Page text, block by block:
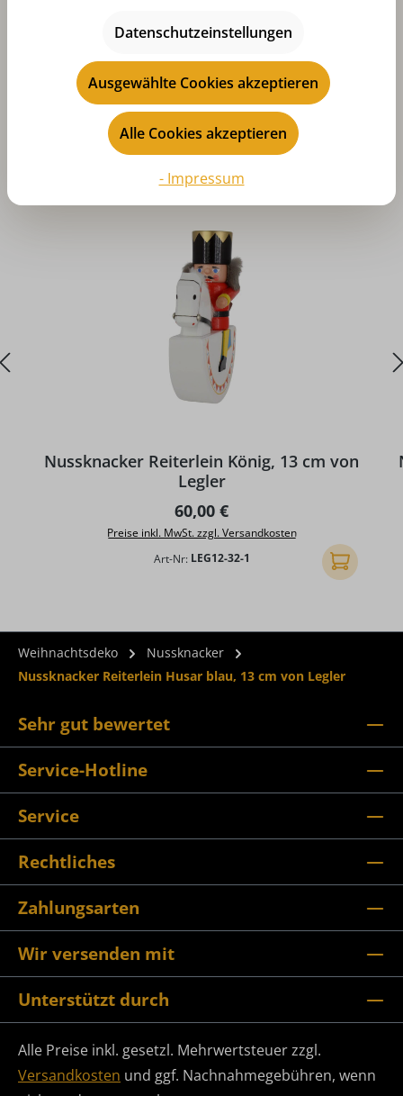
Produktgalerie überspringen
Das könnte Ihnen auch gefallen
Nussknacker Reiterlein König, 13 cm von
Legler
Regulärer Preis:
60,00 €
Preise inkl. MwSt. zzgl. Versandkosten
Art-Nr: LEG12-32-1 In den
Weihnachtsdeko
Nussknacker
Nussknacker Reiterlein Husar blau, 13 cm von Legler
Sehr gut bewertet
Service-Hotline
Service
Rechtliches
Zahlungsarten
Wir versenden mit
Unterstützt durch
Alle Preise inkl. gesetzl. Mehrwertsteuer zzgl.
Versandkosten und ggf. Nachnahmegebühren, wenn
Datenschutzeinstellungen
Ausgewählte Cookies akzeptieren
Alle Cookies akzeptieren
- Impressum